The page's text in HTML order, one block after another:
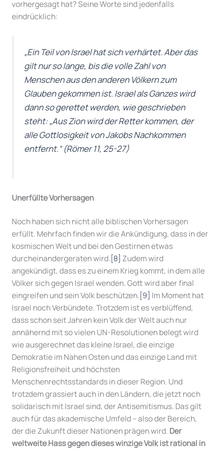
vorhergesagt hat? Seine Worte sind jedenfalls
eindrücklich:
„Ein Teil von Israel hat sich verhärtet. Aber das
gilt nur so lange, bis die volle Zahl von
Menschen aus den anderen Völkern zum
Glauben gekommen ist. Israel als Ganzes wird
dann so gerettet werden, wie geschrieben
steht: „Aus Zion wird der Retter kommen, der
alle Gottlosigkeit von Jakobs Nachkommen
entfernt.“(Römer 11, 25-27)
Unerfüllte Vorhersagen
Noch haben sich nicht alle biblischen Vorhersagen
erfüllt. Mehrfach finden wir die Ankündigung, dass in der
kosmischen Welt und bei den Gestirnen etwas
durcheinandergeraten wird.[8] Zudem wird
angekündigt, dass es zu einem Krieg kommt, in dem alle
Völker sich gegen Israel wenden. Gott wird aber final
eingreifen und sein Volk beschützen.[9] Im Moment hat
Israel noch Verbündete. Trotzdem ist es verblüffend,
dass schon seit Jahren kein Volk der Welt auch nur
annähernd mit so vielen UN-Resolutionen belegt wird
wie ausgerechnet das kleine Israel, die einzige
Demokratie im Nahen Osten und das einzige Land mit
Religionsfreiheit und höchsten
Menschenrechtsstandards in dieser Region. Und
trotzdem grassiert auch in den Ländern, die jetzt noch
solidarisch mit Israel sind, der Antisemitismus. Das gilt
auch für das akademische Umfeld – also der Bereich,
der die Zukunft dieser Nationen prägen wird. Der
weltweite Hass gegen dieses winzige Volk ist rational in